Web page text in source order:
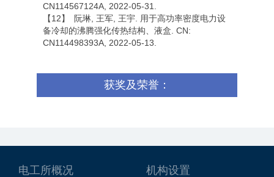
CN114567124A, 2022-05-31.
【12】 阮琳, 王军, 王宇. 用于高功率密度电力设
备冷却的沸腾强化传热结构、液盒. CN:
CN114498393A, 2022-05-13.
获奖及荣誉：
电工所概况
机构设置